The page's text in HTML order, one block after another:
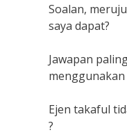
Soalan,
saya dapat?
Jawapan
menggunakan
Ejen takaful
?